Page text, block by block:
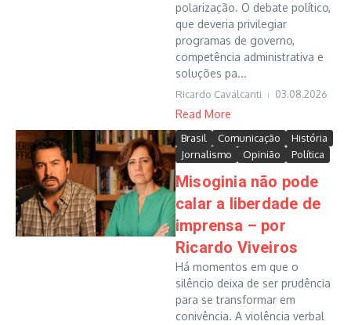
polarização. O debate político,
que deveria privilegiar
programas de governo,
competência administrativa e
soluções pa...
Ricardo Cavalcanti 03.08.2026
Read More
Brasil Comunicação
História
Jornalismo
Opinião Política
Misoginia não pode
calar a liberdade de
imprensa – por
Ricardo Viveiros
Há momentos em que o
silêncio deixa de ser prudência
para se transformar em
conivência. A violência verbal